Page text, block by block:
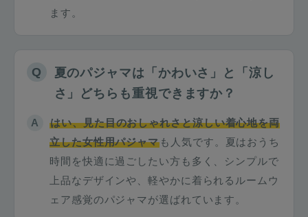
ます。
夏のパジャマは「かわいさ」と「涼し
さ」どちらも重視できますか？
はい、見た目のおしゃれさと涼しい着心地を両
立した女性用パジャマ も人気です。夏はおうち
時間を快適に過ごしたい方も多く、シンプルで
上品なデザインや、軽やかに着られるルームウ
ェア感覚のパジャマが選ばれています。